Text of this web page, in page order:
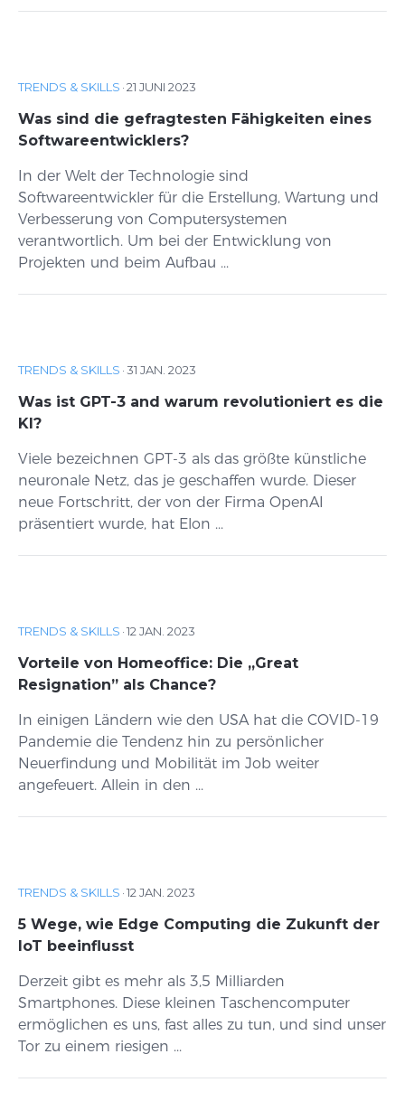
TRENDS & SKILLS ·21 JUNI 2023
Was sind die gefragtesten Fähigkeiten eines
Softwareentwicklers?
In der Welt der Technologie sind
Softwareentwickler für die Erstellung, Wartung und
Verbesserung von Computersystemen
verantwortlich. Um bei der Entwicklung von
Projekten und beim Aufbau ...
TRENDS & SKILLS ·31 JAN. 2023
Was ist GPT-3 and warum revolutioniert es die
KI?
Viele bezeichnen GPT-3 als das größte künstliche
neuronale Netz, das je geschaffen wurde. Dieser
neue Fortschritt, der von der Firma OpenAI
präsentiert wurde, hat Elon ...
TRENDS & SKILLS ·12 JAN. 2023
Vorteile von Homeoffice: Die „Great
Resignation” als Chance?
In einigen Ländern wie den USA hat die COVID-19
Pandemie die Tendenz hin zu persönlicher
Neuerfindung und Mobilität im Job weiter
angefeuert. Allein in den ...
TRENDS & SKILLS ·12 JAN. 2023
5 Wege, wie Edge Computing die Zukunft der
IoT beeinflusst
Derzeit gibt es mehr als 3,5 Milliarden
Smartphones. Diese kleinen Taschencomputer
ermöglichen es uns, fast alles zu tun, und sind unser
Tor zu einem riesigen ...